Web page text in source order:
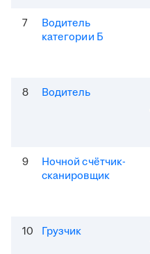
7
Водитель
категории Б
8 Водитель
9
Ночной счётчик-
сканировщик
10 Грузчик